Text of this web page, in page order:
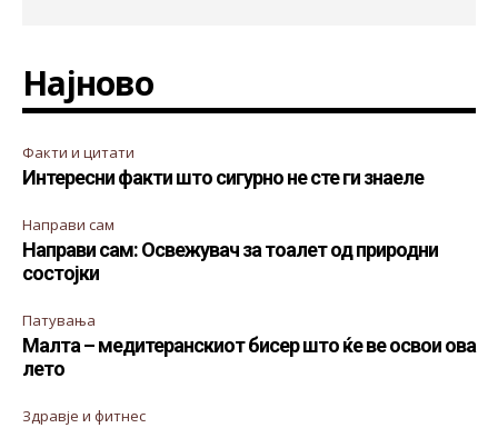
Најново
Факти и цитати
Интересни факти што сигурно не сте ги знаеле
Направи сам
Направи сам: Освежувач за тоалет од природни
состојки
Патувања
Малта – медитеранскиот бисер што ќе ве освои ова
лето
Здравје и фитнес